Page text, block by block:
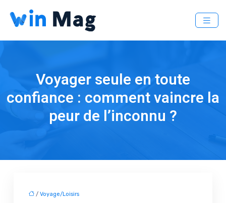
Voyager seule en toute
confiance : comment vaincre la
peur de l’inconnu ?
/ Voyage/Loisirs